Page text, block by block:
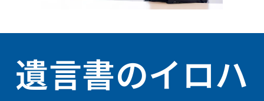
遺言書のイロハ